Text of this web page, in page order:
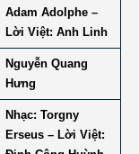
Adam Adolphe –
Lời Việt: Anh Linh
Nguyễn Quang
Hưng
Nhạc: Torgny
Erseus – Lời Việt: